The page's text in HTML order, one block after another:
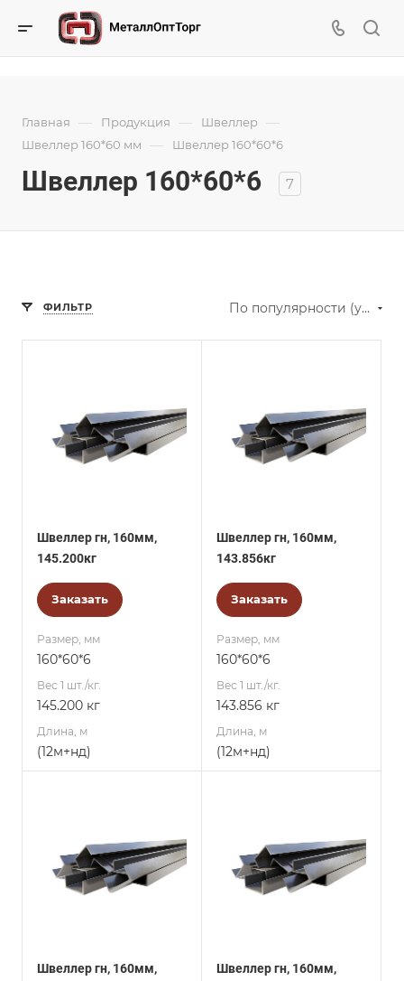
Главная — Продукция — Швеллер —
Швеллер 160*60 мм — Швеллер 160*60*6
Швеллер 160*60*6 7
ФИЛЬТР По популярности (убывание)
Швеллер гн, 160мм,
145.200кг
Заказать
Размер, мм
160*60*6
Вес 1 шт./кг.
145.200 кг
Длина, м
(12м+нд)
Швеллер гн, 160мм,
143.856кг
Заказать
Размер, мм
160*60*6
Вес 1 шт./кг.
143.856 кг
Длина, м
(12м+нд)
Швеллер гн, 160мм,
Швеллер гн, 160мм,